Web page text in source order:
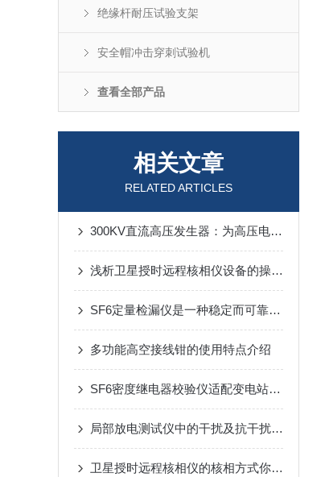
绝缘杆耐压试验支架
安全帽冲击穿刺试验机
查看全部产品
相关文章
RELATED ARTICLES
300KV直流高压发生器：为高压电力设备提供可靠的测试解决方案
浅析卫星授时远程核相仪设备的操作方法
SF6定量检漏仪是一种稳定而可靠的检测工具
多功能高空接线钳的使用特点介绍
SF6密度继电器校验仪适配变电站户外复杂环境，确保数据精准度
局部放电测试仪中的干扰及抗干扰措施
卫星授时远程核相仪的核相方式你都了解多少